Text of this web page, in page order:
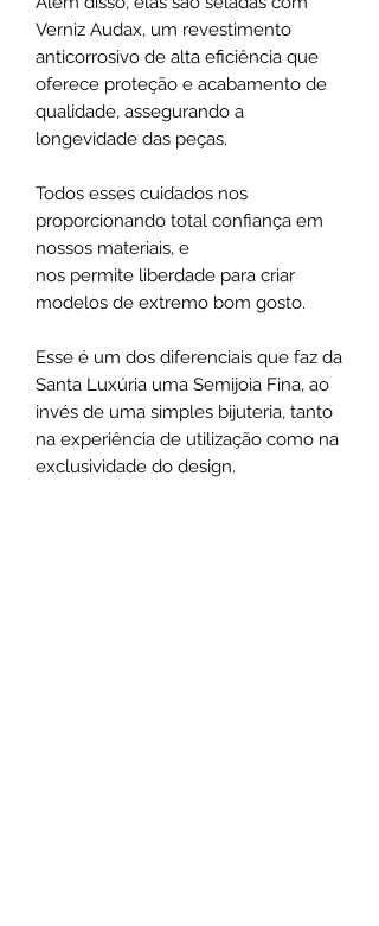
Verniz Audax, um revestimento
anticorrosivo de alta eficiência que
oferece proteção e acabamento de
qualidade, assegurando a
longevidade das peças.
Todos esses cuidados nos
proporcionando total confiança em
nossos materiais, e
nos permite liberdade para criar
modelos de extremo bom gosto.
Esse é um dos diferenciais que faz da
Santa Luxúria uma Semijoia Fina, ao
invés de uma simples bijuteria, tanto
na experiência de utilização como na
exclusividade do design.